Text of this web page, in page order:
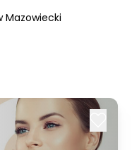
Mazowiecki